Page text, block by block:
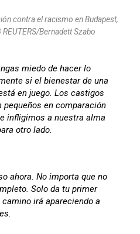
contra el racismo en Budapest,
Bernadett Szabo
miedo de hacer lo
si el bienestar de una
en juego. Los castigos
pequeños en comparación
infligimos a nuestra alma
otro lado.
ahora. No importa que no
Solo da tu primer
irá apareciendo a